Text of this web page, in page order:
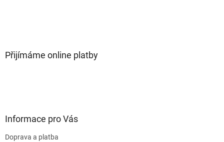
Přijímáme online platby
Informace pro Vás
Doprava a platba